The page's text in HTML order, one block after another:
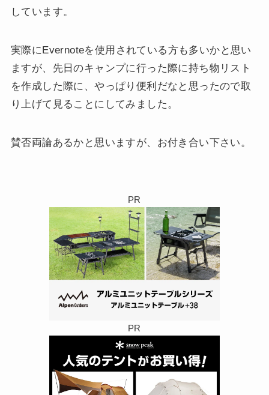
しています。
実際にEvernoteを使用されている方も多いかと思い
ますが、先日のキャンプに行った際に持ち物リスト
を作成した際に、やっぱり便利だなと思ったので取
り上げて見ることにしてみました。
賛否両論あるかと思いますが、お付き合い下さい。
PR
PR